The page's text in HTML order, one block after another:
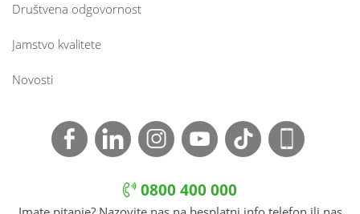
Društvena odgovornost
Jamstvo kvalitete
Novosti
0800 400 000